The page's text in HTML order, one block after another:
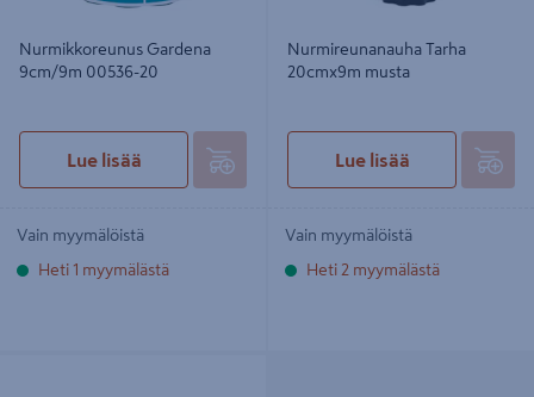
Nurmikkoreunus Gardena
9cm/9m 00536-20
Lue lisää
Vain myymälöistä
Heti 1 myymälästä
Nurmireunanauha Tarha
20cmx9m musta
Lue lisää
Vain myymälöistä
Heti 2 myymälästä